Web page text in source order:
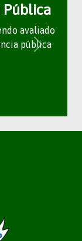
Pública
avaliado
pública